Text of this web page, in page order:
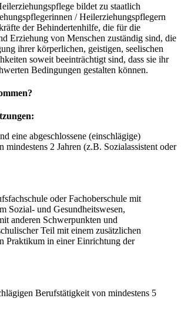
bildet zu staatlich
/ Heilerziehungspflegern
der Behindertenhilfe, die für die
Erziehung von Menschen zuständig sind, die
ihrer körperlichen, geistigen, seelischen
soweit beeinträchtigt sind, dass sie ihr
Bedingungen gestalten können.
eine abgeschlossene (einschlägige)
mindestens 2 Jahren (z.B. Sozialassistent oder
oder Fachoberschule mit
Sozial- und Gesundheitswesen,
anderen Schwerpunkten und
Teil mit einem zusätzlichen
Praktikum in einer Einrichtung der
Berufstätigkeit von mindestens 5